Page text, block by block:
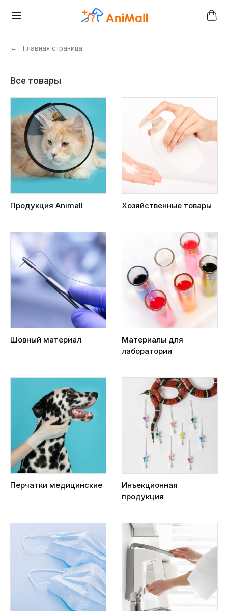
← Главная страница
Все товары
Продукция Animall Хозяйственные товары
Шовный материал
Материалы для
лаборатории
Перчатки медицинские
Инъекционная
продукция